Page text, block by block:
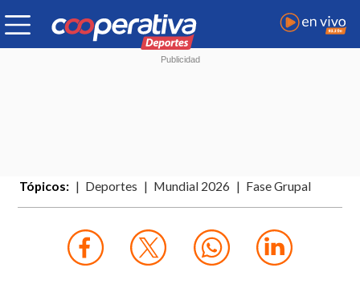
Tópicos: Deportes Mundial 2026 Fase Grupal